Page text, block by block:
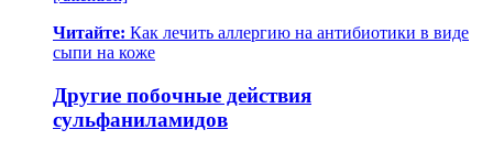
Читайте: Как лечить аллергию на антибиотики в виде
сыпи на коже
Другие побочные действия
сульфаниламидов